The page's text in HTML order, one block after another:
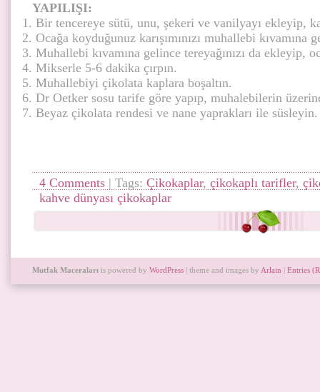
YAPILIŞI:
Bir tencereye sütü, unu, şekeri ve vanilyayı ekleyip,
Ocağa koyduğunuz karışımınızı muhallebi kıvamına
Muhallebi kıvamına gelince tereyağınızı da ekleyip,
Mikserle 5-6 dakika çırpın.
Muhallebiyi çikolata kaplara boşaltın.
Dr Oetker sosu tarife göre yapıp, muhalebilerin
Beyaz çikolata rendesi ve nane yaprakları ile süsleyin.
4 Comments | Tags: Çikokaplar, çikokaplı tarifler,
kahve dünyası çikokaplar
Mutfak Maceraları is powered by WordPress | theme and images by Arlain | Entries